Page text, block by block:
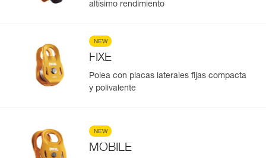
altísimo rendimiento
NEW
FIXE
Polea con placas laterales fijas compacta
y polivalente
NEW
MOBILE